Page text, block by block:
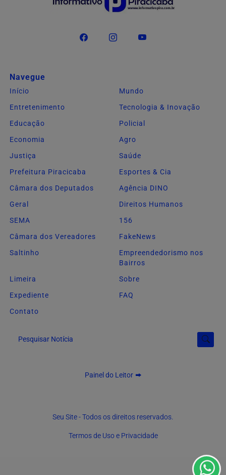
Navegue
Início
Mundo
Entretenimento
Tecnologia & Inovação
Educação
Policial
Economia
Agro
Justiça
Saúde
Prefeitura Piracicaba
Esportes & Cia
Câmara dos Deputados
Agência DINO
Geral
Direitos Humanos
SEMA
156
Câmara dos Vereadores
FakeNews
Saltinho
Empreendedorismo nos
Bairros
Limeira
Sobre
Expediente
FAQ
Contato
Pesquisar Notícia
Painel do Leitor
Seu Site - Todos os direitos reservados.
Termos de Uso e Privacidade
Esse site utiliza cookies para melhorar sua experiência
você concorda com nossos Termos de Uso e